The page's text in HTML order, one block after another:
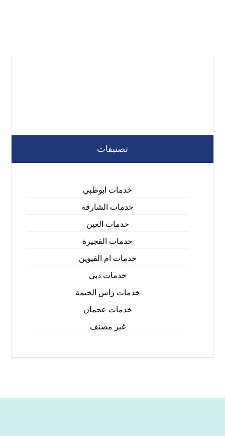
تصنيفات
خدمات ابوظبي
خدمات الشارقة
خدمات العين
خدمات الفجيرة
خدمات ام القيوين
خدمات دبي
خدمات راس الخيمة
خدمات عجمان
غير مصنف